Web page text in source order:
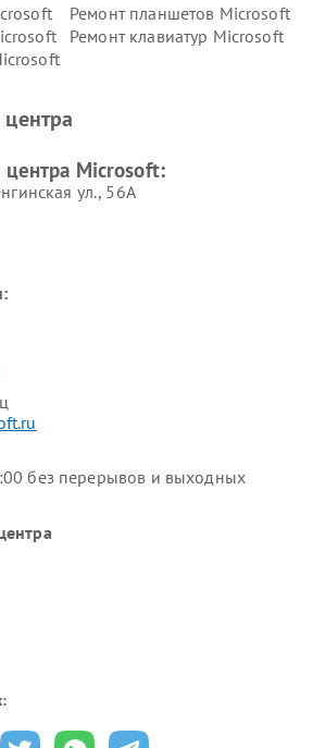
Ремонт планшетов Microsoft
Ремонт клавиатур Microsoft
центра Microsoft:
ул., 56А
без перерывов и выходных